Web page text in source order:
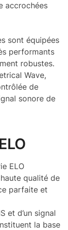
accrochées
sont équipées
performants
robustes.
Wave,
de
sonore de
ELO
qualité de
parfaite et
et d’un signal
la base